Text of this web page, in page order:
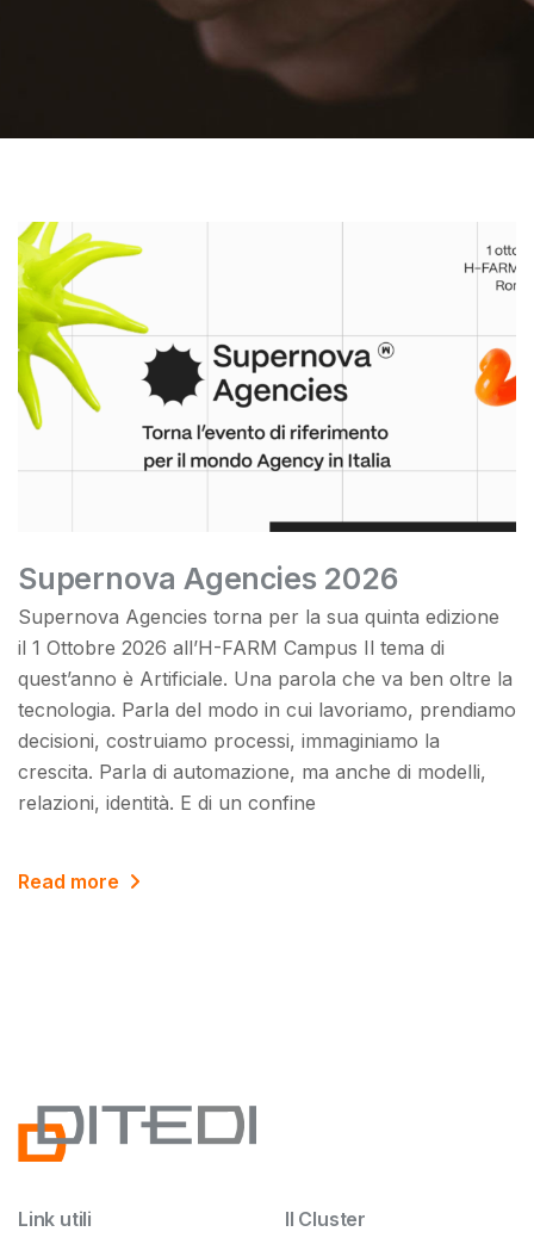
Supernova Agencies 2026
Supernova Agencies torna per la sua quinta edizione
il 1 Ottobre 2026 all’H-FARM Campus ­Il tema di
quest’anno è Artificiale. Una parola che va ben oltre la
tecnologia. Parla del modo in cui lavoriamo, prendiamo
decisioni, costruiamo processi, immaginiamo la
crescita. Parla di automazione, ma anche di modelli,
relazioni, identità. E di un confine
Read more
Link utili Il Cluster